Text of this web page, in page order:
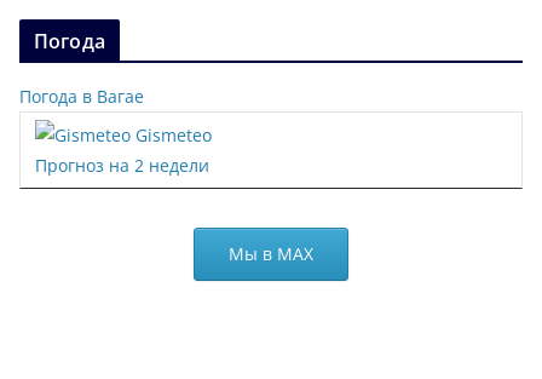
Погода
Погода в Вагае
Gismeteo
Прогноз на 2 недели
Мы в МАХ